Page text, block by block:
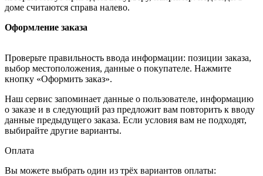
доме считаются справа налево.
Оформление заказа
Проверьте правильность ввода информации: позиции заказа,
выбор местоположения, данные о покупателе. Нажмите
кнопку «Оформить заказ».
Наш сервис запоминает данные о пользователе, информацию
о заказе и в следующий раз предложит вам повторить к вводу
данные предыдущего заказа. Если условия вам не подходят,
выбирайте другие варианты.
Оплата
Вы можете выбрать один из трёх вариантов оплаты: